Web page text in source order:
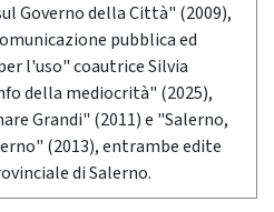
Governo della Città" (2009),
pubblica ed
l'uso" coautrice Silvia
della mediocrità" (2025),
Grandi" (2011) e "Salerno,
(2013), entrambe edite
di Salerno.